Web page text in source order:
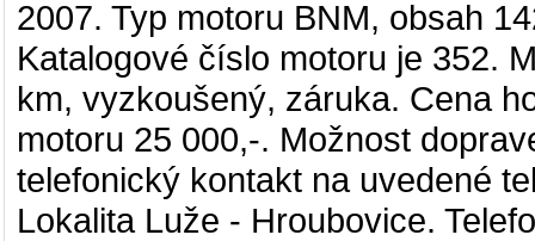
2007. Typ motoru BNM, obsah
Katalogové číslo motoru je 352.
km, vyzkoušený, záruka. Cena
motoru 25 000,-. Možnost
telefonický kontakt na uvedené
Lokalita Luže - Hroubovice.